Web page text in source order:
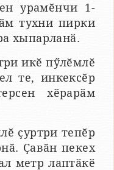
урамӗнчи 1-
тухни пирки
хыпарланӑ.
икӗ пӳлӗмлӗ
те, инкексӗр
хӗрарӑм
ҫуртри тепӗр
Ҫавӑн пекех
метр лаптӑкӗ